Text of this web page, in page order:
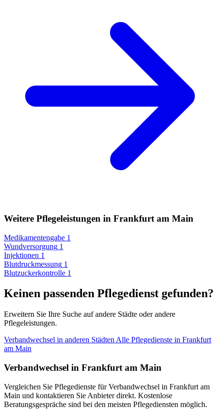
Weitere Pflegeleistungen in Frankfurt am Main
Medikamentengabe 1
Wundversorgung 1
Injektionen 1
Blutdruckmessung 1
Blutzuckerkontrolle 1
Keinen passenden Pflegedienst gefunden?
Erweitern Sie Ihre Suche auf andere Städte oder andere
Pflegeleistungen.
Verbandwechsel in anderen Städten Alle Pflegedienste in Frankfurt
am Main
Verbandwechsel in Frankfurt am Main
Vergleichen Sie Pflegedienste für Verbandwechsel in Frankfurt am
Main und kontaktieren Sie Anbieter direkt. Kostenlose
Beratungsgespräche sind bei den meisten Pflegediensten möglich.